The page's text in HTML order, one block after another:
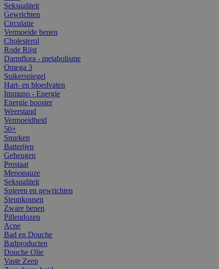
Seksualiteit
Gewrichten
Circulatie
Vermoeide benen
Cholesterol
Rode Rijst
Darmflora - metabolisme
Omega 3
Suikerspiegel
Hart- en bloedvaten
Immuno - Energie
Energie booster
Weerstand
Vermoeidheid
50+
Snurken
Batterijen
Geheugen
Prostaat
Menopauze
Seksualiteit
Spieren en gewrichten
Steunkousen
Zware benen
Pillendozen
Acne
Bad en Douche
Badproducten
Douche Olie
Vaste Zeep